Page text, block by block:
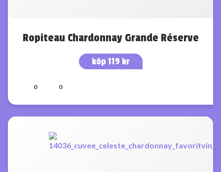
Ropiteau Chardonnay Grande Réserve
köp 119 kr
0 0